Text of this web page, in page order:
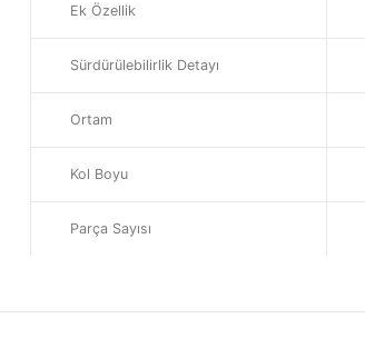
Ek Özellik
Sürdürülebilirlik Detayı
Ortam
Kol Boyu
Parça Sayısı